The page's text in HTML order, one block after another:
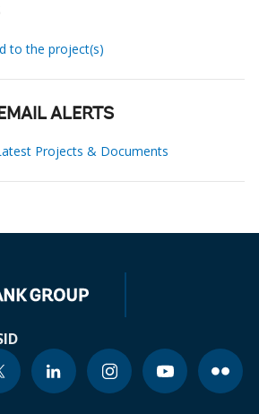
to the project(s)
ALERTS
Projects & Documents